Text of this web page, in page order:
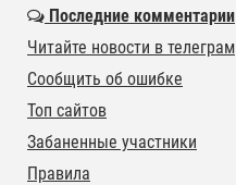
Последние комментарии
Читайте новости в телеграм
Сообщить об ошибке
Топ сайтов
Забаненные участники
Правила